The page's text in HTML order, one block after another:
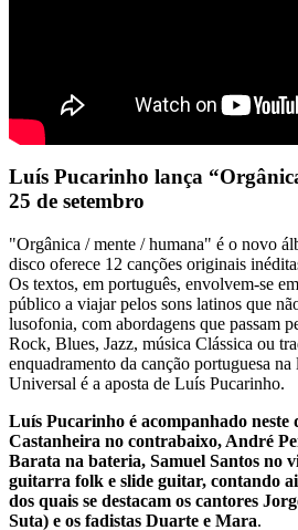
Luís Pucarinho lança
25 de setembro
"Orgânica / mente / humana" é o novo
disco oferece 12 canções originais
Os textos, em português, envolvem-se
público a viajar pelos sons latinos que
lusofonia, com abordagens que passam
Rock, Blues, Jazz, música Clássica ou
enquadramento da canção portuguesa
Universal é a aposta de Luís Pucarinho.
Luís Pucarinho é acompanhado neste
Castanheira no contrabaixo, André
Barata na bateria, Samuel Santos no
guitarra folk e slide guitar, contando
dos quais se destacam os cantores
Suta) e os fadistas Duarte e Mara.